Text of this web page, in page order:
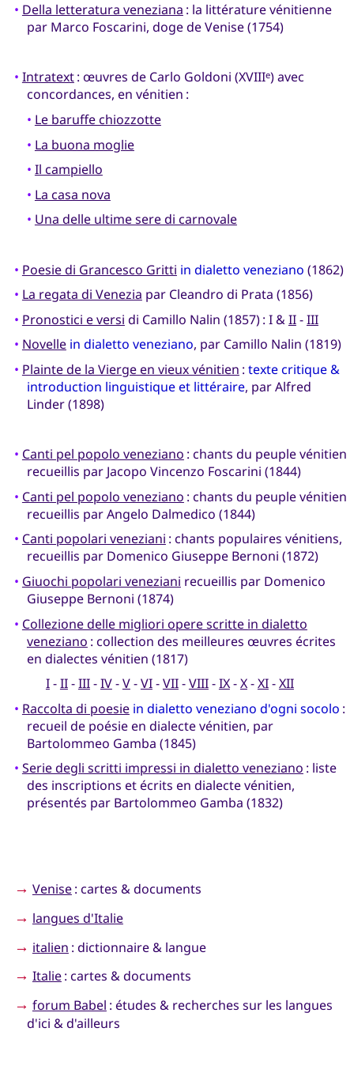
• Della letteratura veneziana : la littérature vénitienne
par Marco Foscarini, doge de Venise (1754)
• Intratext: œuvres de Carlo Goldoni (XVIIIe) avec
concordances, en vénitien :
• Le baruffe chiozzotte
• La buona moglie
• Il campiello
• La casa nova
• Una delle ultime sere di carnovale
• Poesie di Grancesco Gritti in dialetto veneziano (1862)
• La regata di Venezia par Cleandro di Prata (1856)
• Pronostici e versi di Camillo Nalin (1857) : I &II-III
• Novelle in dialetto veneziano, par Camillo Nalin (1819)
• Plainte de la Vierge en vieux vénitien : texte critique &
introduction linguistique et littéraire, par Alfred
Linder (1898)
• Canti pel popolo veneziano : chants du peuple vénitien
recueillis par Jacopo Vincenzo Foscarini (1844)
• Canti pel popolo veneziano : chants du peuple vénitien
recueillis par Angelo Dalmedico (1844)
• Canti popolari veneziani : chants populaires vénitiens,
recueillis par Domenico Giuseppe Bernoni (1872)
• Giuochi popolari veneziani recueillis par Domenico
Giuseppe Bernoni (1874)
• Collezione delle migliori opere scritte in dialetto
veneziano : collection des meilleures œuvres écrites
en dialectes vénitien (1817)
I-II-III-IV-V-VI-VII-VIII-IX-X-XI-XII
• Raccolta di poesie in dialetto veneziano d'ogni socolo :
recueil de poésie en dialecte vénitien, par
Bartolommeo Gamba (1845)
• Serie degli scritti impressi in dialetto veneziano : liste
des inscriptions et écrits en dialecte vénitien,
présentés par Bartolommeo Gamba (1832)
→ Venise: cartes & documents
→ langues d'Italie
→ italien : dictionnaire & langue
→ Italie: cartes & documents
→ forum Babel : études & recherches sur les langues
d'ici & d'ailleurs